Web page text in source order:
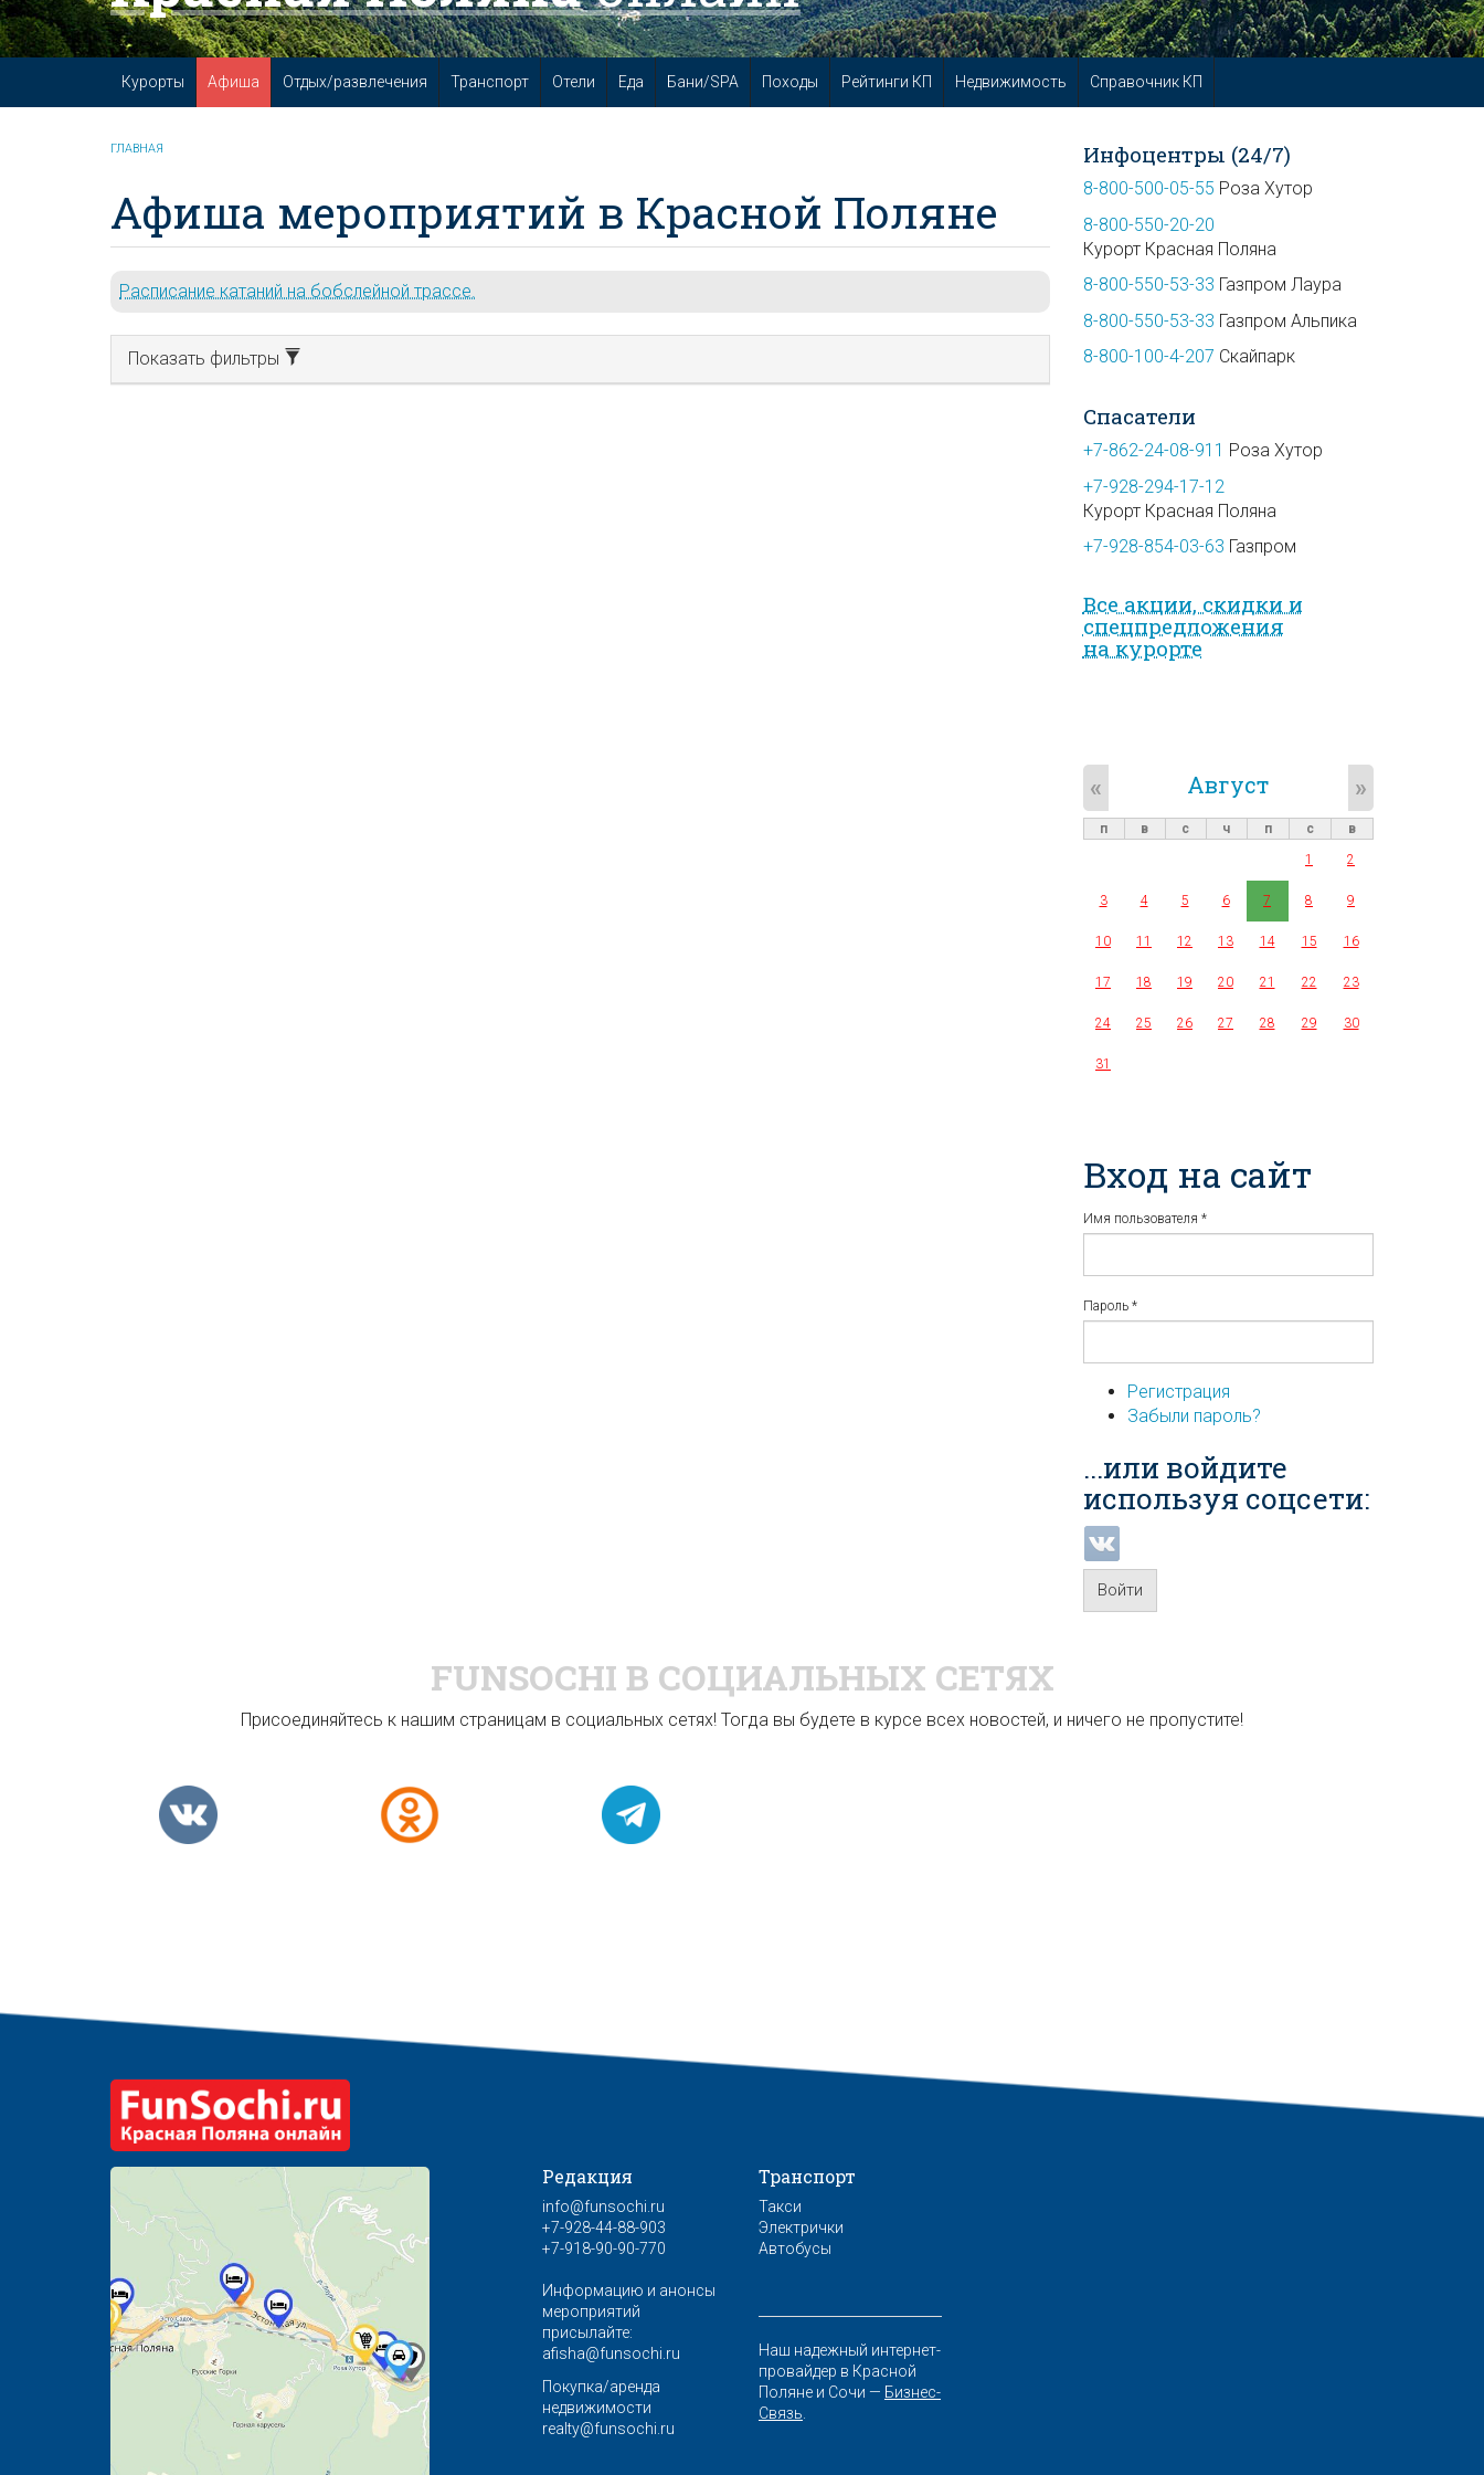
Курорты Афиша Отдых/развлечения Транспорт Отели Еда Бани/SPA Походы Рейтинги КП Недвижимость Справочник КП
ГЛАВНАЯ
Афиша мероприятий в Красной Поляне
Расписание катаний на бобслейной трассе.
Показать фильтры
Инфоцентры (24/7)
8-800-500-05-55 Роза Хутор
8-800-550-20-20
Курорт Красная Поляна
8-800-550-53-33 Газпром Лаура
8-800-550-53-33 Газпром Альпика
8-800-100-4-207 Скайпарк
Спасатели
+7-862-24-08-911 Роза Хутор
+7-928-294-17-12
Курорт Красная Поляна
+7-928-854-03-63 Газпром
Все акции, скидки и
спец­предложе­ния
на курорте
Август
« »
п в с ч п с
в
1
2
3 4 5 6 7 8 9
10 11 12 13 14 15 16
17 18 19 20 21 22 23
24 25 26 27 28 29 30
31
Вход на сайт
Имя пользователя *
Пароль *
Регистрация
Забыли пароль?
...или войдите
используя соцсети:
Войти
FUNSOCHI В СОЦИАЛЬНЫХ СЕТЯХ
Присоединяйтесь к нашим страницам в социальных сетях! Тогда вы будете в курсе всех новостей, и ничего не пропустите!
Редакция
info@funsochi.ru
+7-928-44-88-903
+7-918-90-90-770
Информацию и анонсы
мероприятий
присылайте:
afisha@funsochi.ru
Покупка/аренда
недвижимости
realty@funsochi.ru
Транспорт
Такси
Электрички
Автобусы
Наш надежный интернет-
провайдер в Красной
Поляне и Сочи — Бизнес-
Связь